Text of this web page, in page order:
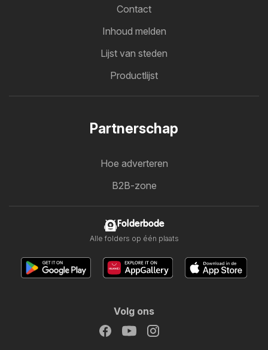
Contact
Inhoud melden
Lijst van steden
Productlijst
Partnerschap
Hoe adverteren
B2B-zone
Folderbode
Alle folders op één plaats
Volg ons